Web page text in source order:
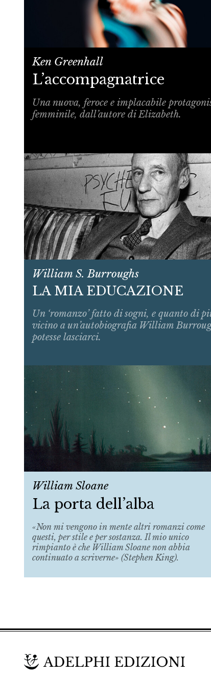
Ken Greenhall
L’accompagnatrice
Una nuova, feroce e implacabile
femminile, dall’autore di Elizabeth.
William S. Burroughs
LA MIA EDUCAZIONE
Un ‘romanzo’ fatto di sogni, e quanto di
vicino a un’autobiografia William
potesse lasciarci.
William Sloane
La porta dell’alba
«Non mi vengono in mente altri romanzi come
questi, per stile e per sostanza. Il mio unico
rimpianto è che William Sloane non abbia
continuato a scriverne» (Stephen King).